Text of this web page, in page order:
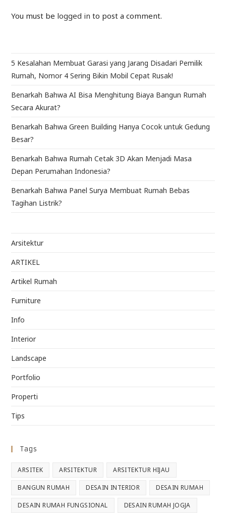
You must be logged in to post a comment.
5 Kesalahan Membuat Garasi yang Jarang Disadari Pemilik
Rumah, Nomor 4 Sering Bikin Mobil Cepat Rusak!
Benarkah Bahwa AI Bisa Menghitung Biaya Bangun Rumah
Secara Akurat?
Benarkah Bahwa Green Building Hanya Cocok untuk Gedung
Besar?
Benarkah Bahwa Rumah Cetak 3D Akan Menjadi Masa
Depan Perumahan Indonesia?
Benarkah Bahwa Panel Surya Membuat Rumah Bebas
Tagihan Listrik?
Arsitektur
ARTIKEL
Artikel Rumah
Furniture
Info
Interior
Landscape
Portfolio
Properti
Tips
Tags
ARSITEK ARSITEKTUR ARSITEKTUR HIJAU
BANGUN RUMAH DESAIN INTERIOR DESAIN RUMAH
DESAIN RUMAH FUNGSIONAL DESAIN RUMAH JOGJA